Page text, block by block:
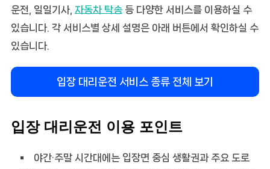
운전, 일일기사, 자동차 탁송등 다양한 서비스를 이용하실 수
있습니다. 각 서비스별 상세 설명은 아래 버튼에서 확인하실 수
있습니다.
입장 대리운전 서비스 종류 전체 보기
입장 대리운전 이용 포인트
야간·주말 시간대에는 입장면 중심 생활권과 주요 도로